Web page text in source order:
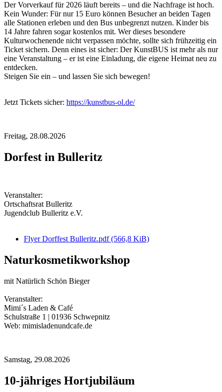
Der Vorverkauf für 2026 läuft bereits – und die Nachfrage ist hoch.
Kein Wunder: Für nur 15 Euro können Besucher an beiden Tagen
alle Stationen erleben und den Bus unbegrenzt nutzen. Kinder bis
14 Jahre fahren sogar kostenlos mit. Wer dieses besondere
Kulturwochenende nicht verpassen möchte, sollte sich frühzeitig ein
Ticket sichern. Denn eines ist sicher: Der KunstBUS ist mehr als nur
eine Veranstaltung – er ist eine Einladung, die eigene Heimat neu zu
entdecken.
Steigen Sie ein – und lassen Sie sich bewegen!
Jetzt Tickets sicher: https://kunstbus-ol.de/
Freitag, 28.08.2026
Dorfest in Bulleritz
Veranstalter:
Ortschaftsrat Bulleritz
Jugendclub Bulleritz e.V.
Flyer Dorffest Bulleritz.pdf(566,8 KiB)
Naturkosmetikworkshop
mit Natürlich Schön Bieger
Veranstalter:
Mimi´s Laden & Café
Schulstraße 1 | 01936 Schwepnitz
Web: mimisladenundcafe.de
Samstag, 29.08.2026
10-jähriges Hortjubiläum